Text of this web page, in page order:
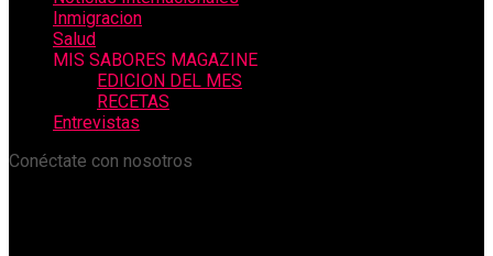
Inmigracion
Salud
MIS SABORES MAGAZINE
EDICION DEL MES
RECETAS
Entrevistas
Conéctate con nosotros